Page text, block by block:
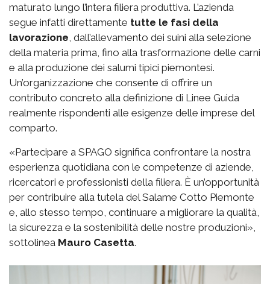
maturato lungo l’intera filiera produttiva. L’azienda
segue infatti direttamente tutte le fasi della
lavorazione , dall’allevamento dei suini alla selezione
della materia prima, fino alla trasformazione delle carni
e alla produzione dei salumi tipici piemontesi.
Un’organizzazione che consente di offrire un
contributo concreto alla definizione di Linee Guida
realmente rispondenti alle esigenze delle imprese del
comparto.
«Partecipare a SPAGO significa confrontare la nostra
esperienza quotidiana con le competenze di aziende,
ricercatori e professionisti della filiera. È un’opportunità
per contribuire alla tutela del Salame Cotto Piemonte
e, allo stesso tempo, continuare a migliorare la qualità,
la sicurezza e la sostenibilità delle nostre produzioni»,
sottolinea Mauro Casetta.